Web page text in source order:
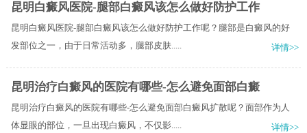
昆明白癜风医院-腿部白癜风该怎么做好防护工作
昆明白癜风医院-腿部白癜风该怎么做好防护工作呢？腿部是白癜风的好
发部位之一，由于日常活动多，腿部皮肤.....
详情>>
昆明治疗白癜风的医院有哪些-怎么避免面部白癜
昆明治疗白癜风的医院有哪些-怎么避免面部白癜风扩散呢？面部作为人
体显眼的部位，一旦出现白癜风，不仅影.....
详情>>